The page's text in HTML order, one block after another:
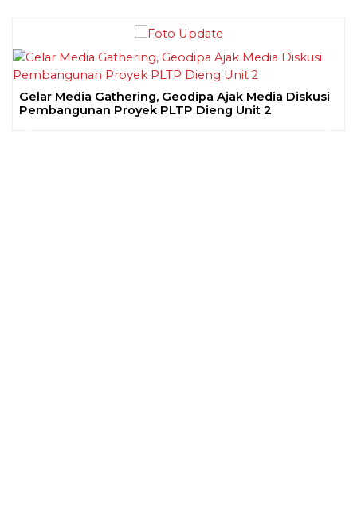
Gelar Media Gathering, Geodipa Ajak Media Diskusi
Pembangunan Proyek PLTP Dieng Unit 2